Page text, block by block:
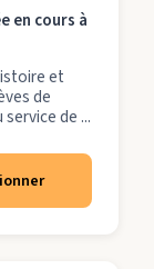
en cours à
et
de
de ...